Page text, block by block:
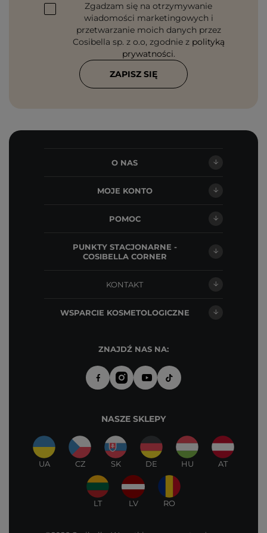
Zgadzam się na otrzymywanie
wiadomości marketingowych i
przetwarzanie moich danych przez
Cosibella sp. z o.o, zgodnie z polityką
prywatności.
ZAPISZ SIĘ
O NAS
MOJE KONTO
POMOC
PUNKTY STACJONARNE -
COSIBELLA CORNER
KONTAKT
WSPARCIE KOSMETOLOGICZNE
ZNAJDŹ NAS NA:
NASZE SKLEPY
UA CZ SK DE HU AT
LT LV RO